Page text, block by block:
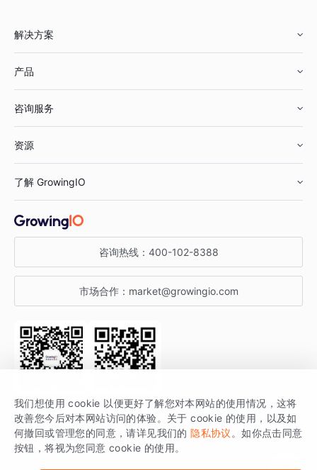
解决方案
鞋服行业
汽车行业
金融行业
产品
智能运营
获客分析
咨询服务
资源
增长公开课
增长博客
开发者文档
SDK 文档
场景指南
了解 GrowingIO
关于 GrowingIO
增长大会
行业活动
咨询热线： 400-102-8388
市场合作： market@growingio.com
关注公众号 获取更多干货
GrowingIO 是专注于数据智能分析与增长的品牌，核心平台为 GrowingIO
分析云。
我们想使用 cookie 以便更好了解您对本网站的使用情况，这将
改善您今后对本网站访问的体验。关于 cookie 的使用，以及如
何撤回或管理您的同意，请详见我们的 隐私协议 。如你点击同意
按钮，将视为您同意 cookie 的使用。